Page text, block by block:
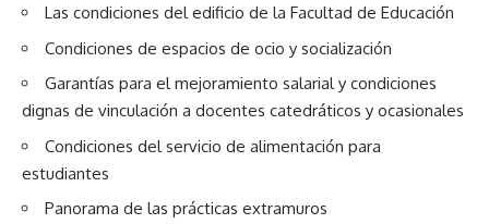
Las condiciones del edificio de la Facultad de Educación
Condiciones de espacios de ocio y socialización
Garantías para el mejoramiento salarial y condiciones
dignas de vinculación a docentes catedráticos y ocasionales
Condiciones del servicio de alimentación para
estudiantes
Panorama de las prácticas extramuros